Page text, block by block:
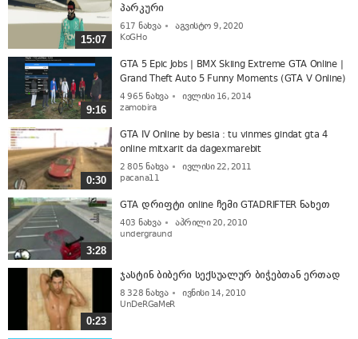
15:07
პარკური
617 ნახვა
აგვისტო 9, 2020
KoGHo
9:16
GTA 5 Epic Jobs | BMX Skiing Extreme GTA Online |
Grand Theft Auto 5 Funny Moments (GTA V Online)
4 965 ნახვა
ივლისი 16, 2014
zamobira
0:30
GTA IV Online by besia : tu vinmes gindat gta 4
online mitxarit da dagexmarebit
2 805 ნახვა
ივლისი 22, 2011
pacana11
3:28
GTA დრიფტი online ჩემი GTADRIFTER ნახეთ
403 ნახვა
აპრილი 20, 2010
undergraund
0:23
ჯასტინ ბიბერი სექსუალურ ბიჭებთან ერთად
8 328 ნახვა
ივნისი 14, 2010
UnDeRGaMeR